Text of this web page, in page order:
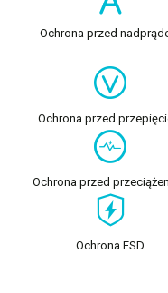
Ochrona przed
Ochrona przed
Ochrona przed
Ochrona ESD